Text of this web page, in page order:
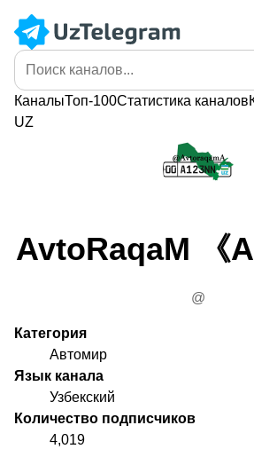
КаналыТоп-100Статистика каналов
UZ
AvtoRaqaM 《
@
Категория
Автомир
Язык канала
Узбекский
Количество подписчиков
4,019